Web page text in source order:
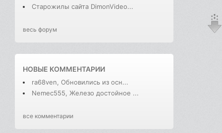
Старожилы сайта DimonVideo...
весь форум
НОВЫЕ КОММЕНТАРИИ
ra68ven, Обновились из осн...
Nemec555, Железо достойное ...
все комментарии